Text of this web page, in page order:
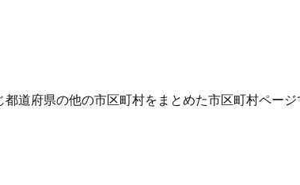
道府県の他の市区町村をまとめた市区町村ページ